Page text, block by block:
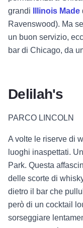
grandi
Illinois Made
Ravenswood). Ma
un buon servizio,
bar di Chicago, da
Delilah's
PARCO LINCOLN
A volte le riserve di
luoghi inaspettati.
Park. Questa
delle scorte di
dietro il bar che
però di un cocktail
sorseggiare